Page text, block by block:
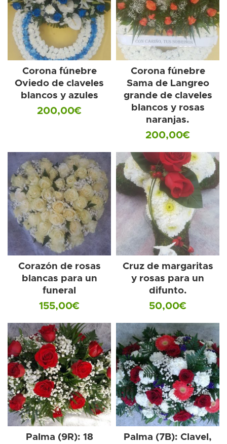
Corona fúnebre
Oviedo de claveles
blancos y azules
200,00€
Corona fúnebre
Sama de Langreo
grande de claveles
blancos y rosas
naranjas.
200,00€
Corazón de rosas
blancas para un
funeral
155,00€
Cruz de margaritas
y rosas para un
difunto.
50,00€
Palma (9R): 18
Palma (7B): Clavel,